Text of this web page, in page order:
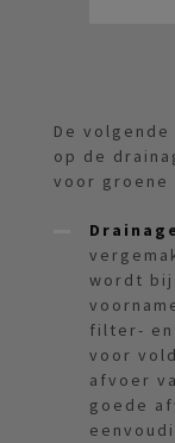
De
op de
voor groene
wordt bij
filter- en
voor
afvoer
goede